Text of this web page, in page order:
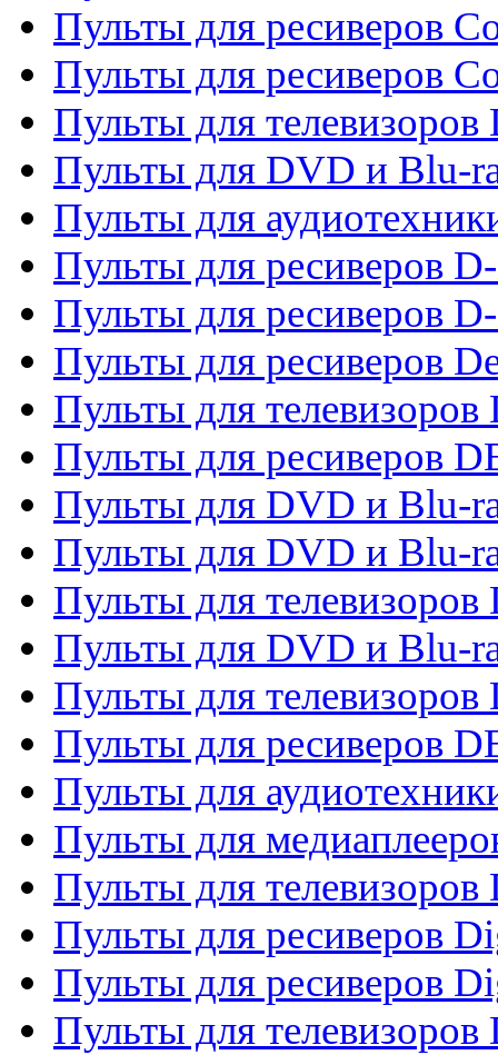
Пульты для ресиверов
Пульты для ресиверов
Пульты для телевизоров
Пульты для DVD и Blu-
Пульты для
Пульты для ресиверов
Пульты для ресиверов
Пульты для ресиверов
Пульты для телевизоров
Пульты для ресиверов
Пульты для DVD и Blu-
Пульты для DVD и Blu-
Пульты для
Пульты для DVD и Blu-
Пульты для телевизоров
Пульты для ресиверов
Пульты для
Пульты для
Пульты для телевизоров
Пульты для ресиверов
Пульты для ресиверов
Пульты для